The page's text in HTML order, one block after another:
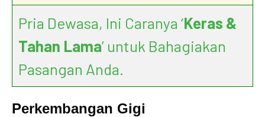
Pria Dewasa, Ini Caranya ‘Keras &
Tahan Lama’ untuk Bahagiakan
Pasangan Anda.
Perkembangan Gigi